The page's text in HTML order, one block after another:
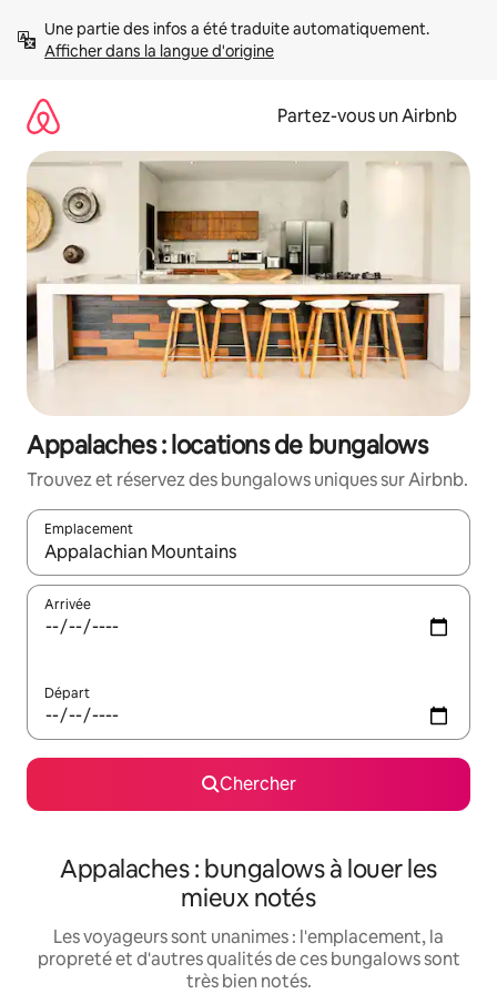
directement
Afficher dans la langue d'origine
Partez-vous un Airbnb
Appalaches : locations de bungalows
Trouvez et réservez des bungalows uniques sur Airbnb.
Emplacement
Quand les résultats sont affichés, parcourez-les en utilisant
Arrivée
Départ
Chercher
Appalaches : bungalows à louer les
mieux notés
Les voyageurs sont unanimes : l'emplacement, la
propreté et d'autres qualités de ces bungalows sont
très bien notés.